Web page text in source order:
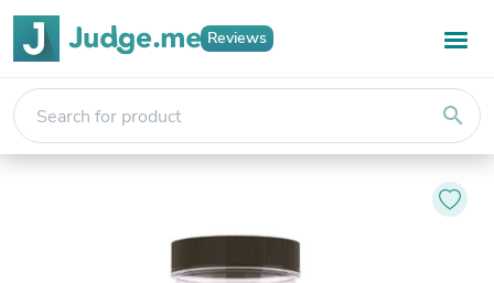
Reviews
search